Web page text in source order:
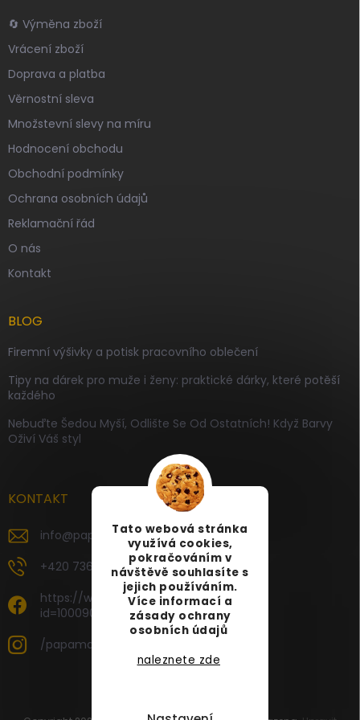
Tato webová stránka
využívá cookies,
pokračováním v
návštěvě souhlasíte s
jejich používáním.
Více informací a
zásady ochrany
osobních údajů
naleznete zde
🔄 Výměna zboží
Vrácení zboží
Doprava a platba
Věrnostní sleva
Množstevní slevy na míru
Hodnocení obchodu
Obchodní podmínky
Ochrana osobních údajů
Reklamační řád
O nás
Kontakt
BLOG
Firemní výšivky a potisk pracovního oblečení
Tipy na dárek pro muže i ženy: praktické dárky, které potěší
každého
Nebuďte Šedou Myší, Odlište Se Od Ostatních! Když Barvy
Oživí Váš styl
KONTAKT
info@papamartin.cz
+420 736 120 126
https://www.facebook.com/profile.php?
id=100090696535887
/papamartin.cz